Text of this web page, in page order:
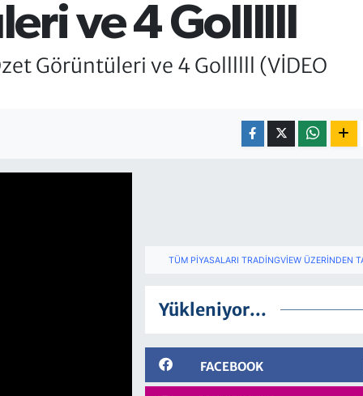
ve 4 Gollllll
Görüntüleri ve 4 Gollllll (VİDEO
TÜM PIYASALARI TRADINGVIEW ÜZERINDEN
Yükleniyor...
FACEBOOK